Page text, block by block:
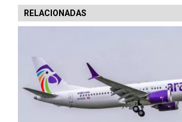
RELACIONADAS